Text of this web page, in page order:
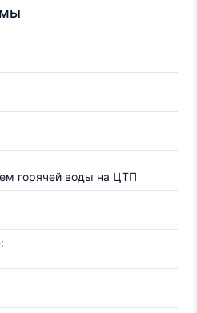
горячей воды на ЦТП